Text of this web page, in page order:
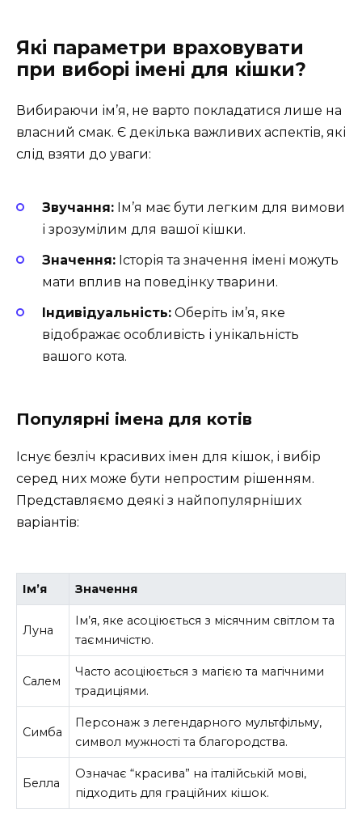
Які параметри враховувати
при виборі імені для кішки?
Вибираючи ім’я, не варто покладатися лише на
власний смак. Є декілька важливих аспектів, які
слід взяти до уваги:
Звучання: Ім’я має бути легким для вимови
і зрозумілим для вашої кішки.
Значення: Історія та значення імені можуть
мати вплив на поведінку тварини.
Індивідуальність: Оберіть ім’я, яке
відображає особливість і унікальність
вашого кота.
Популярні імена для котів
Існує безліч красивих імен для кішок, і вибір
серед них може бути непростим рішенням.
Представляємо деякі з найпопулярніших
варіантів:
Ім’я Значення
Луна
Ім’я, яке асоціюється з місячним світлом та
таємничістю.
Салем
Часто асоціюється з магією та магічними
традиціями.
Симба
Персонаж з легендарного мультфільму,
символ мужності та благородства.
Белла
Означає “красива” на італійській мові,
підходить для граційних кішок.